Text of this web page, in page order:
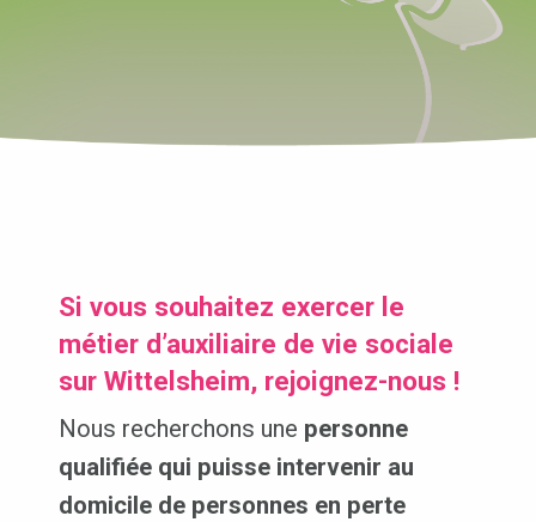
Si vous souhaitez exercer le
métier d’auxiliaire de vie sociale
sur Wittelsheim, rejoignez-nous !
Nous recherchons une personne
qualifiée qui puisse intervenir au
domicile de personnes en perte